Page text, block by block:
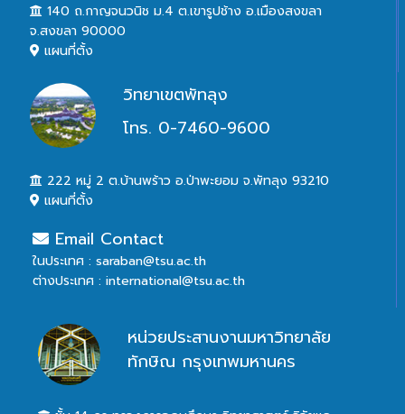
140 ถ.กาญจนวนิช ม.4 ต.เขารูปช้าง อ.เมืองสงขลา
จ.สงขลา 90000
แผนที่ตั้ง
วิทยาเขตพัทลุง
โทร. 0-7460-9600
222 หมู่ 2 ต.บ้านพร้าว อ.ป่าพะยอม จ.พัทลุง 93210
แผนที่ตั้ง
Email Contact
ในประเทศ : saraban@tsu.ac.th
ต่างประเทศ : international@tsu.ac.th
หน่วยประสานงานมหาวิทยาลัย
ทักษิณ กรุงเทพมหานคร